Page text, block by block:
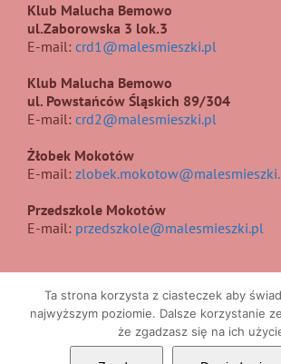
Klub Malucha Bemowo
ul.Zaborowska 3 lok.3
E-mail: crd1@malesmieszki.pl
Klub Malucha Bemowo
ul. Powstańców Śląskich 89/304
E-mail: crd2@malesmieszki.pl
Żłobek Mokotów
E-mail:
Przedszkole Mokotów
E-mail: przedszkole@malesmieszki.pl
Copyright 2017 | All Rights Reserved | Projekt
Ta strona korzysta z ciasteczek aby
najwyższym poziomie. Dalsze korzystanie
że zgadzasz się na ich